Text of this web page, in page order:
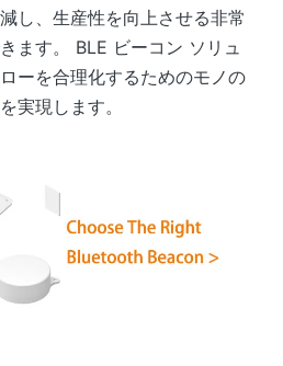
し、生産性を向上させる非常
ます。 BLE ビーコン ソリュ
ーを合理化するためのモノの
実現します。